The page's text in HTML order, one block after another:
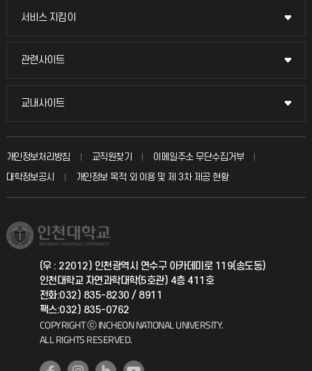
교무회의방송
입학안내
취업정보(학생)
서비스 지킴이
서비스 지킴이
묻고 답하기
칭찬마당
학생서비스 지킴이
관련사이트
관련사이트
국방헬프콜
총동문회
교내사이트
교내사이트
교수회
교육혁신본부
국제지원과
공자아카데미
기초교육원
개인정보처리방침 교직원찾기
이메일주소 무단수집거부
대학정보공시
개인정보 목적 외 이용 및 제 3차 제공 현황
(우 : 22012) 인천광역시 연수구 아카데미로 119(송도동)
인천대학교 자연과학대학(5호관) 4층 411호
전화:032) 835-8230 / 8911
팩스:032) 835-0762
COPYRIGHT ⓒ INCHEON NATIONAL UNIVERSITY.
ALL RIGHTS RESERVED.